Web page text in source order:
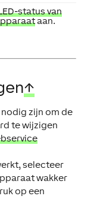
status van
aan.
↑
zijn om de
te wijzigen
selecteer
wakker
op een